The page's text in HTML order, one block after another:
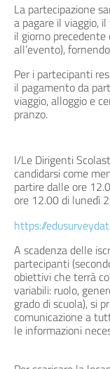
La partecipazione
a pagare il viaggio,
il giorno
all’evento),
Per i partecipanti
il pagamento da
viaggio, alloggio e
pranzo.
I/Le Dirigenti
candidarsi come
partire dalle ore
ore 12.00 di lunedì
https://
A scadenza delle
partecipanti
obiettivi che terrà
variabili: ruolo,
grado di scuola), si
comunicazione a
le informazioni